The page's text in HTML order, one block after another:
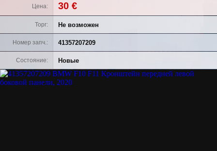
Цена 30 €
Торг Не возможен
Номер запч. 41357207209
Состояние Новые